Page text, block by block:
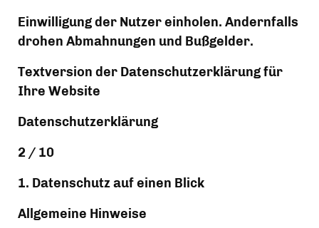
Einwilligung der Nutzer einholen. Andernfalls
drohen Abmahnungen und Bußgelder.
Textversion der Datenschutzerklärung für
Ihre Website
Datenschutzerklärung
2 / 10
1. Datenschutz auf einen Blick
Allgemeine Hinweise